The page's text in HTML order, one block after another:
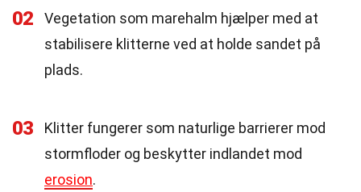
02
Vegetation som marehalm hjælper med at
stabilisere klitterne ved at holde sandet på
plads.
03
Klitter fungerer som naturlige barrierer mod
stormfloder og beskytter indlandet mod
erosion.